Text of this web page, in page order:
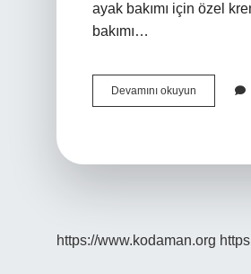
ayak bakımı için özel
bakımı…
Devamını okuyun
Bakım
https://www.kodaman.org